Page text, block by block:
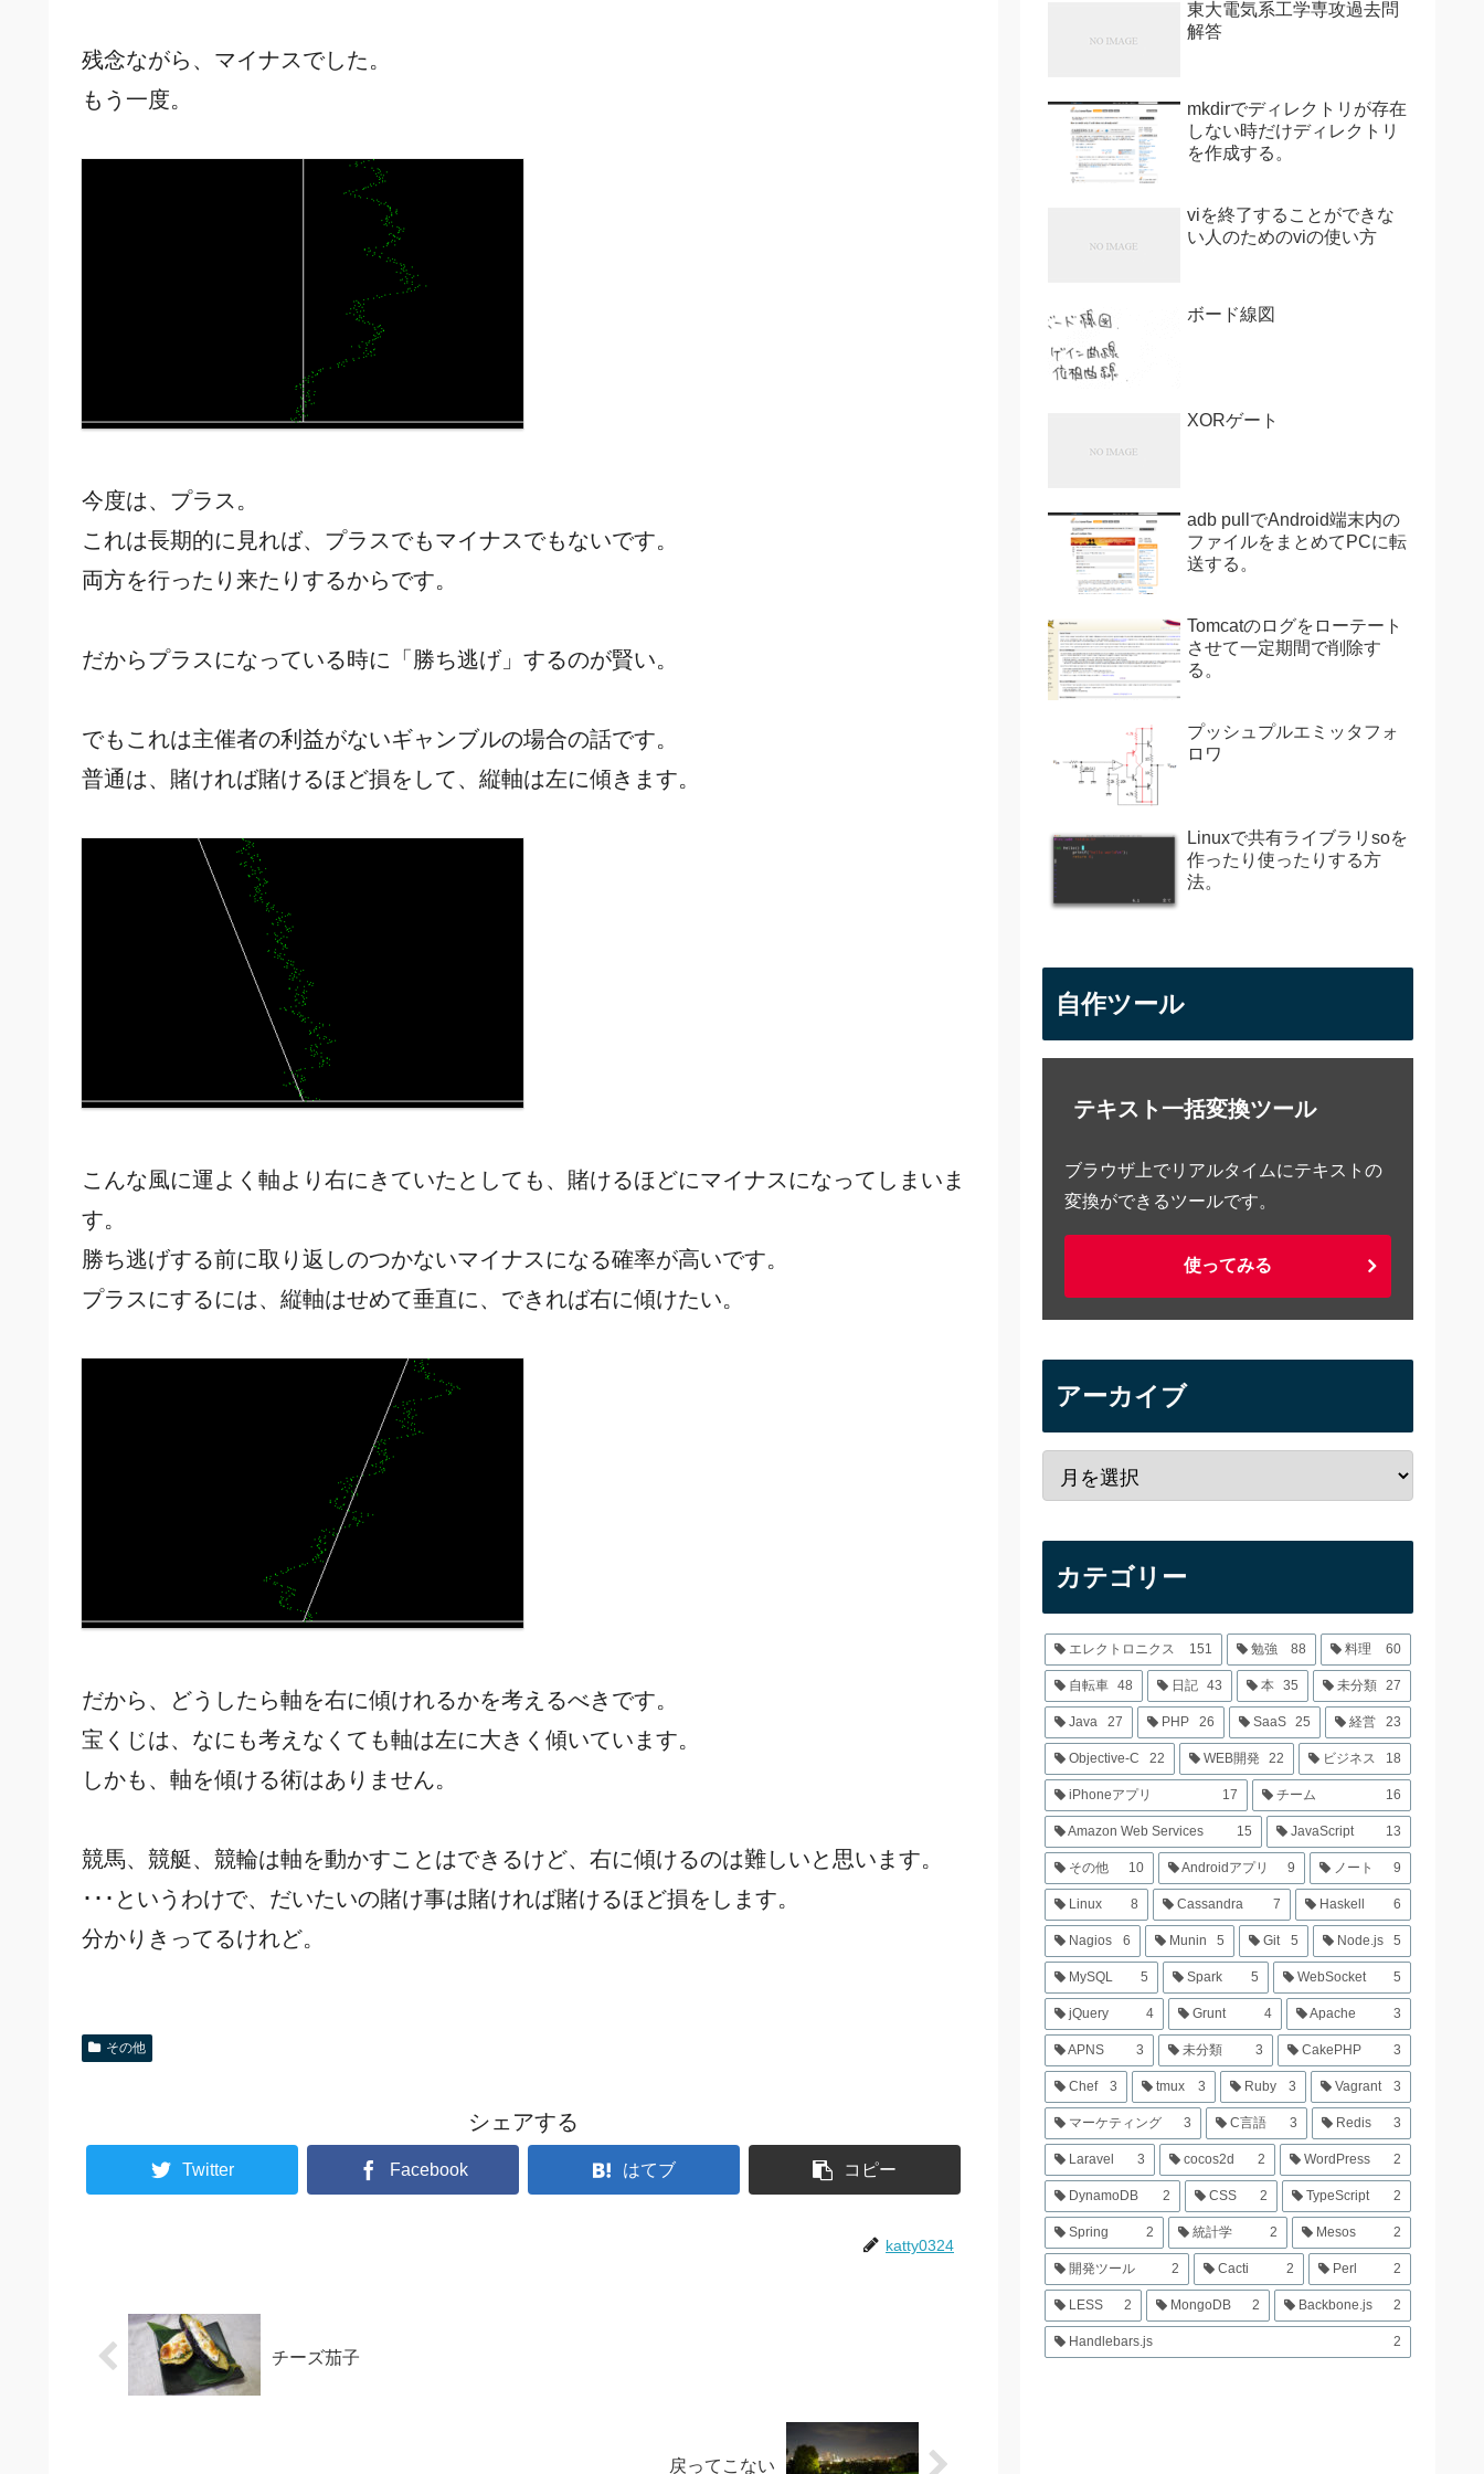
残念ながら、マイナスでした。
もう一度。
今度は、プラス。
これは長期的に見れば、プラスでもマイナスでもないです。
両方を行ったり来たりするからです。
だからプラスになっている時に「勝ち逃げ」するのが賢い。
でもこれは主催者の利益がないギャンブルの場合の話です。
普通は、賭ければ賭けるほど損をして、縦軸は左に傾きます。
こんな風に運よく軸より右にきていたとしても、賭けるほどにマイナスになってしまいま
す。
勝ち逃げする前に取り返しのつかないマイナスになる確率が高いです。
プラスにするには、縦軸はせめて垂直に、できれば右に傾けたい。
だから、どうしたら軸を右に傾けれるかを考えるべきです。
宝くじは、なにも考えなくても軸は左に大きく傾いています。
しかも、軸を傾ける術はありません。
競馬、競艇、競輪は軸を動かすことはできるけど、右に傾けるのは難しいと思います。
･･･というわけで、だいたいの賭け事は賭ければ賭けるほど損をします。
分かりきってるけれど。
その他
シェアする
Twitter Facebook はてブ コピー
katty0324
チーズ茄子
戻ってこない
東大電気系工学専攻過去問
解答
mkdirでディレクトリが存在
しない時だけディレクトリ
を作成する。
viを終了することができな
い人のためのviの使い方
ボード線図
XORゲート
adb pullでAndroid端末内の
ファイルをまとめてPCに転
送する。
Tomcatのログをローテート
させて一定期間で削除す
る。
プッシュプルエミッタフォ
ロワ
Linuxで共有ライブラリsoを
作ったり使ったりする方
法。
自作ツール
テキスト一括変換ツール
ブラウザ上でリアルタイムにテキストの
変換ができるツールです。
使ってみる
アーカイブ
カテゴリー
エレクトロニクス 151 勉強 88 料理 60
自転車 48 日記 43 本 35 未分類 27
Java 27 PHP 26 SaaS 25 経営 23
Objective-C 22 WEB開発 22 ビジネス 18
iPhoneアプリ 17 チーム 16
Amazon Web Services 15 JavaScript 13
その他 10 Androidアプリ 9 ノート 9
Linux 8 Cassandra 7 Haskell 6
Nagios 6 Munin 5 Git 5 Node.js 5
MySQL 5 Spark 5 WebSocket 5
jQuery 4 Grunt 4 Apache 3
APNS 3 未分類 3 CakePHP 3
Chef 3 tmux 3 Ruby 3 Vagrant 3
マーケティング 3 C言語 3 Redis 3
Laravel 3 cocos2d 2 WordPress 2
DynamoDB 2 CSS 2 TypeScript 2
Spring 2 統計学 2 Mesos 2
開発ツール 2 Cacti 2 Perl 2
LESS 2 MongoDB 2 Backbone.js 2
Handlebars.js 2